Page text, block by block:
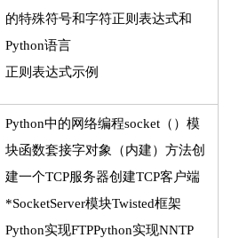
的特殊符号和字符正则表达式和
Python语言
正则表达式示例
Python中的网络编程socket（）模
块函数套接字对象（内建）方法创
建一个TCP服务器创建TCP客户端
*SocketServer模块Twisted框架
Python实现FTPPython实现NNTP